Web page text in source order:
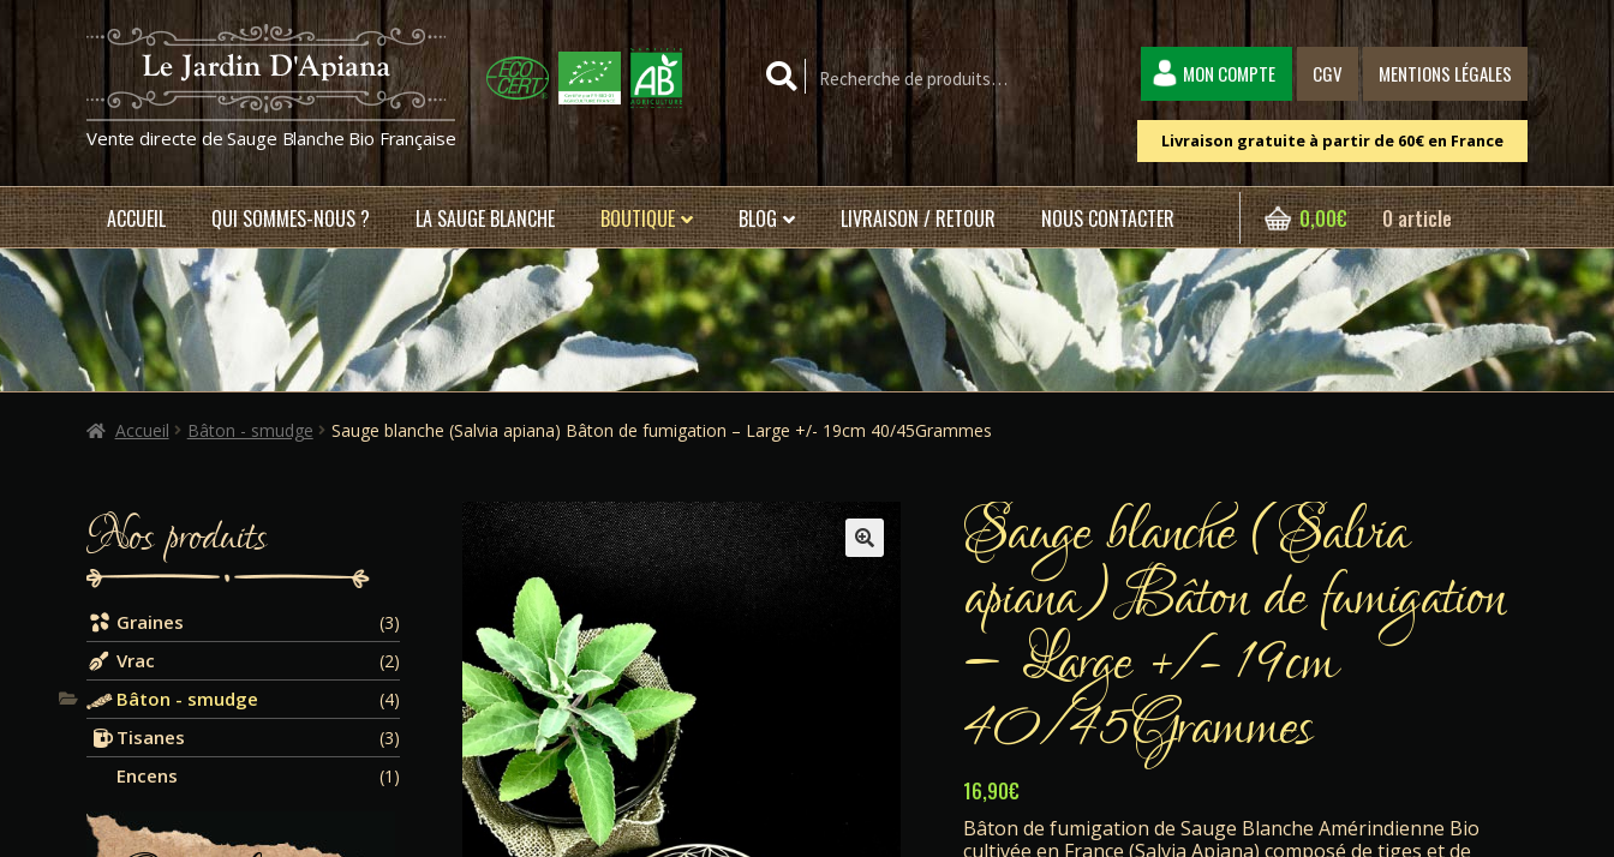
Aller
à
navigation
Aller
au
contenu
MON COMPTE CGV MENTIONS LÉGALES
Vente directe de Sauge Blanche Bio Française
Recherche
pour :
Recherche
Livraison gratuite à partir de 60€ en France
ACCUEIL QUI SOMMES-NOUS ? LA SAUGE BLANCHE BOUTIQUE BLOG LIVRAISON / RETOUR NOUS CONTACTER 0,00€ 0 article
Accueil Bâton - smudge Sauge blanche (Salvia apiana) Bâton de fumigation – Large +/- 19cm 40/45Grammes
Sauge blanche (Salvia
apiana) Bâton de fumigation
– Large +/- 19cm
40/45Grammes
16,90€
Bâton de fumigation de Sauge Blanche Amérindienne Bio
cultivée en France (Salvia Apiana) composé de tiges et de
Nos produits
Graines (3)
Vrac (2)
Bâton - smudge (4)
Tisanes (3)
Encens (1)